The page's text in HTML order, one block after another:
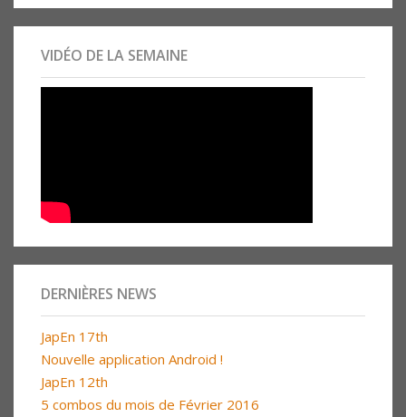
VIDÉO DE LA SEMAINE
DERNIÈRES NEWS
JapEn 17th
Nouvelle application Android !
JapEn 12th
5 combos du mois de Février 2016